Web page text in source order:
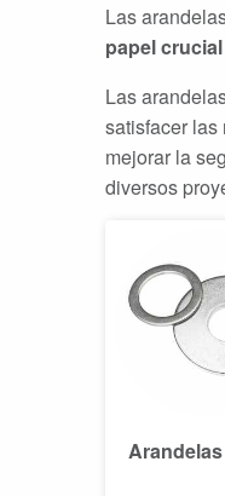
Las
papel
Las
satisfacer
mejorar la
diversos